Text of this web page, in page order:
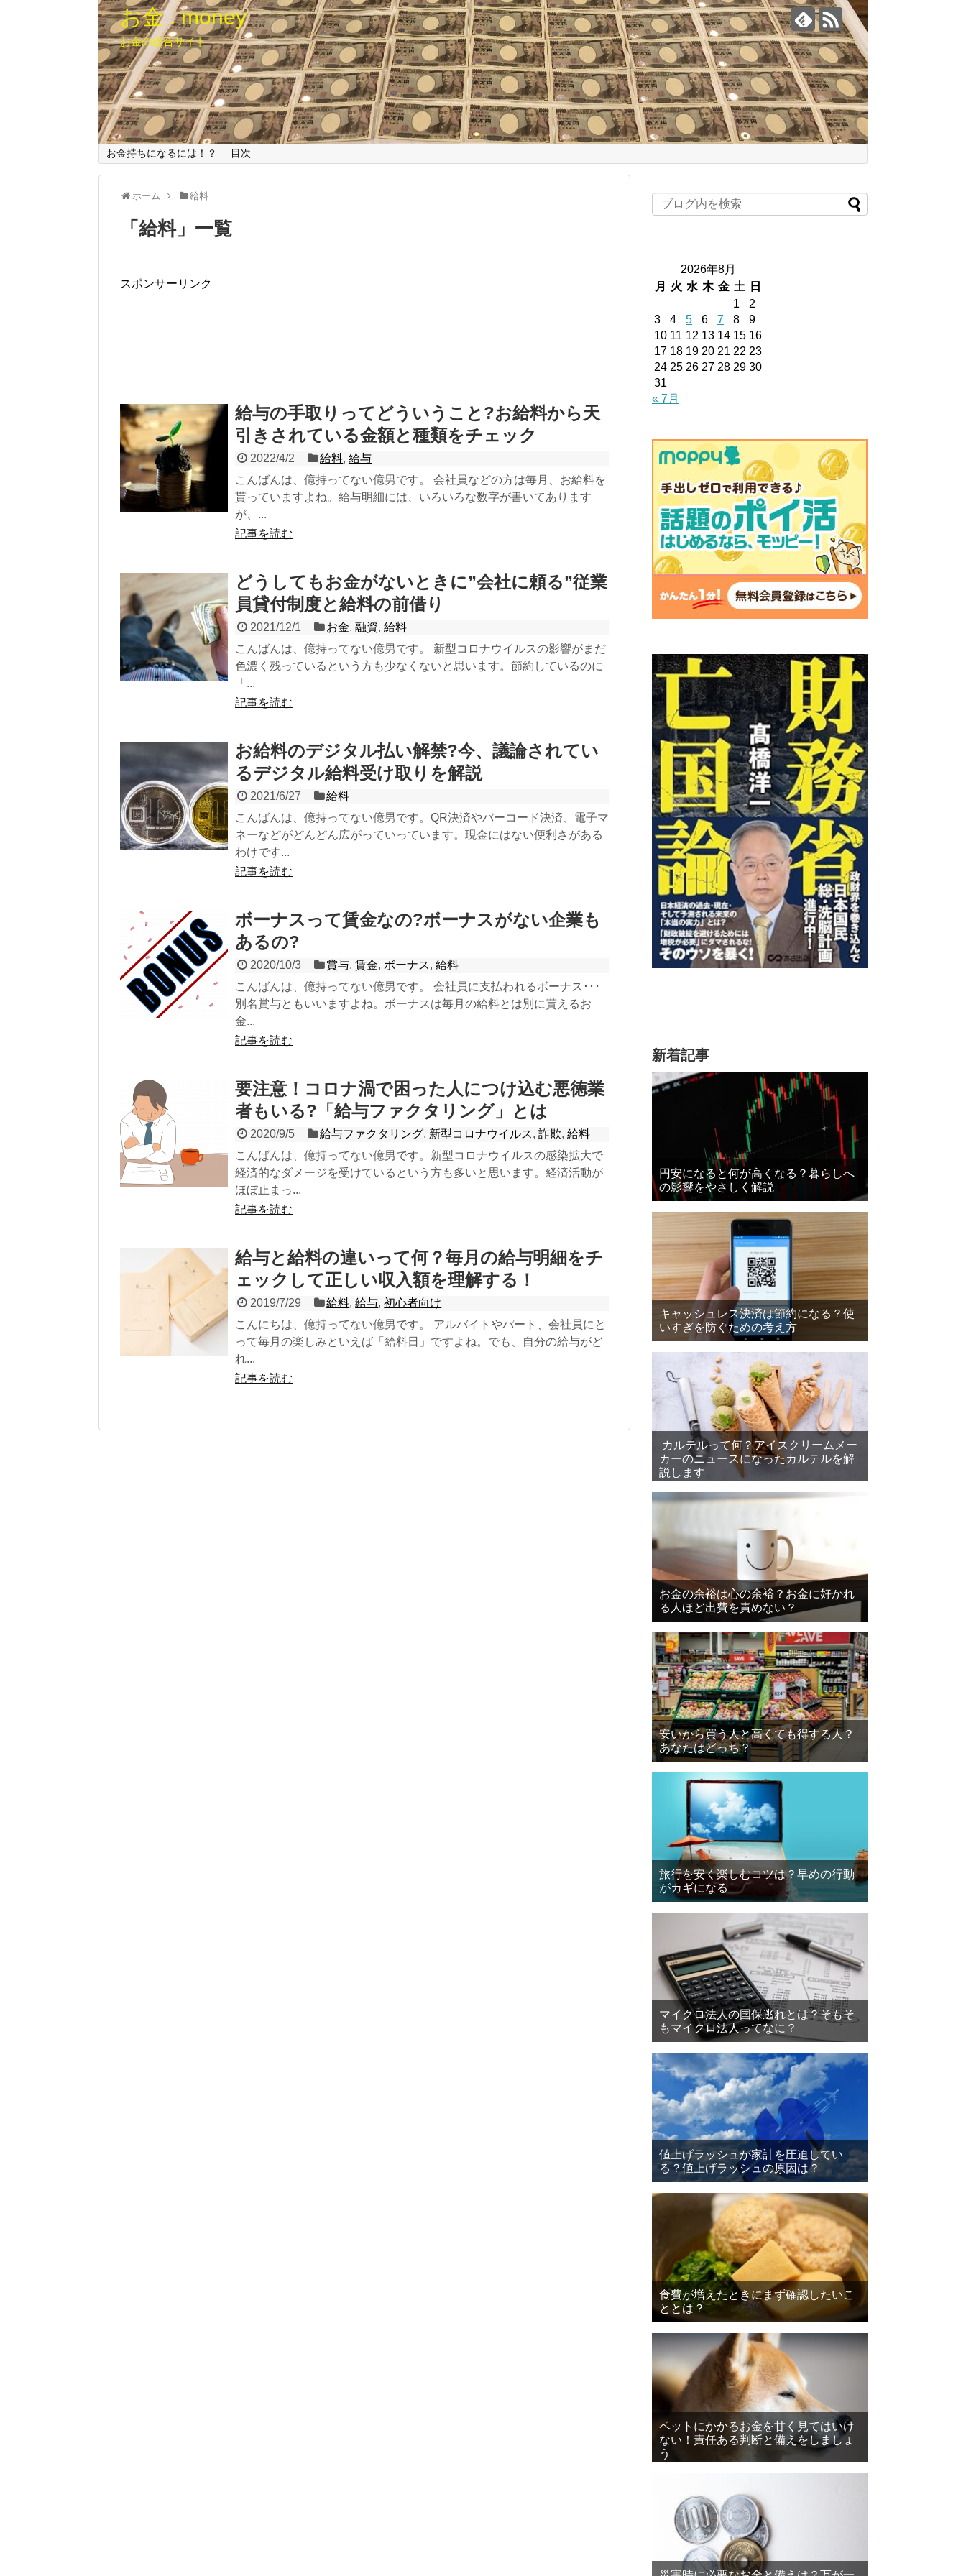
お金 . money
お金の総合サイト
お金持ちになるには！？ 目次
ホーム 給料
「 給料」 一覧
スポンサーリンク
給与の手取りってどういうこと?お給料から天
引きされている金額と種類をチェック
2022/4/2 給料,給与
こんばんは、億持ってない億男です。 会社員などの方は毎月、お給料を
貰っていますよね。給与明細には、いろいろな数字が書いてあります
が、...
記事を読む
どうしてもお金がないときに”会社に頼る”従業
員貸付制度と給料の前借り
2021/12/1 お金,融資,給料
こんばんは、億持ってない億男です。 新型コロナウイルスの影響がまだ
色濃く残っているという方も少なくないと思います。節約しているのに
「...
記事を読む
お給料のデジタル払い解禁?今、議論されてい
るデジタル給料受け取りを解説
2021/6/27
給料
こんばんは、億持ってない億男です。QR決済やバーコード決済、電子マ
ネーなどがどんどん広がっていっています。現金にはない便利さがある
わけです...
記事を読む
ボーナスって賃金なの?ボーナスがない企業も
あるの?
2020/10/3 賞与,賃金, ボーナス,給料
こんばんは、億持ってない億男です。 会社員に支払われるボーナス･･･
別名賞与ともいいますよね。ボーナスは毎月の給料とは別に貰えるお
金...
記事を読む
要注意！コロナ渦で困った人につけ込む悪徳業
者もいる?「給与ファクタリング」とは
2020/9/5 給与ファクタリング, 新型コロナウイルス,詐欺,給料
こんばんは、億持ってない億男です。新型コロナウイルスの感染拡大で
経済的なダメージを受けているという方も多いと思います。経済活動が
ほぼ止まっ...
記事を読む
給与と給料の違いって何？毎月の給与明細をチ
ェックして正しい収入額を理解する！
2019/7/29 給料,給与,初心者向け
こんにちは、億持ってない億男です。 アルバイトやパート、会社員にと
って毎月の楽しみといえば「給料日」ですよね。でも、自分の給与がど
れ...
記事を読む
2026年8月
月
火 水 木 金 土
日
1
2
3
4 5 6 7 8
9
10 11 12 13 14 15 16
17 18 19 20 21 22 23
24 25 26 27 28 29 30
31
« 7月
新着記事
円安になると何が高くなる？暮らしへ
の影響をやさしく解説
キャッシュレス決済は節約になる？使
いすぎを防ぐための考え方
カルテルって何？アイスクリームメー
カーのニュースになったカルテルを解
説します
お金の余裕は心の余裕？お金に好かれ
る人ほど出費を責めない？
安いから買う人と高くても得する人？
あなたはどっち？
旅行を安く楽しむコツは？早めの行動
がカギになる
マイクロ法人の国保逃れとは？そもそ
もマイクロ法人ってなに？
値上げラッシュが家計を圧迫してい
る？値上げラッシュの原因は？
食費が増えたときにまず確認したいこ
ととは？
ペットにかかるお金を甘く見てはいけ
ない！責任ある判断と備えをしましょ
う